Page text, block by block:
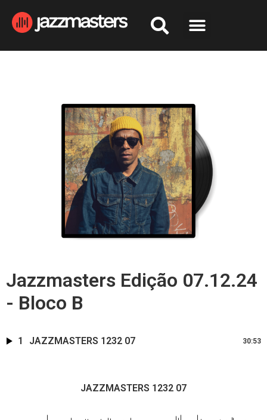
Jazzmasters Edição 07.12.24
- Bloco B
1 JAZZMASTERS 1232 07 30:53
JAZZMASTERS 1232 07